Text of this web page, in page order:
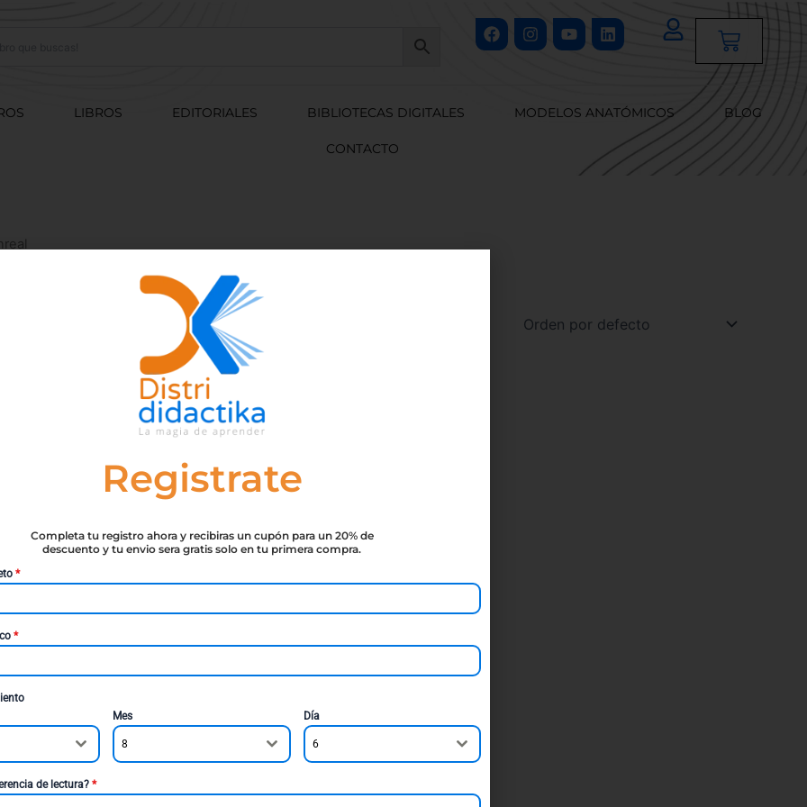
FacebookInstagram
YoutubeLinkedin
Cart
LIBROS EDITORIALES BIBLIOTECAS DIGITALES MODELOS ANATÓMICOS BLOG
CONTACTO
Registrate
Completa tu registro ahora y recibiras un cupón para un 20% de
descuento y tu envio sera gratis solo en tu primera compra.
*
*
Mes
8
Día
6
de lectura? *